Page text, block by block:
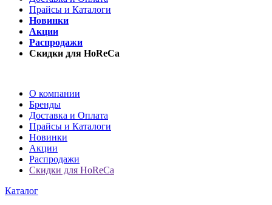
Прайсы и Каталоги
Новинки
Акции
Распродажи
Скидки для HoReCa
О компании
Бренды
Доставка и Оплата
Прайсы и Каталоги
Новинки
Акции
Распродажи
Скидки для HoReCa
Каталог